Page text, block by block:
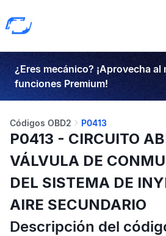
¿Eres mecánico? ¡Aprovecha
funciones Premium!
Códigos OBD2 P0413
P0413 - CIRCUITO
VÁLVULA DE
DEL SISTEMA DE
AIRE SECUNDARIO
Descripción del